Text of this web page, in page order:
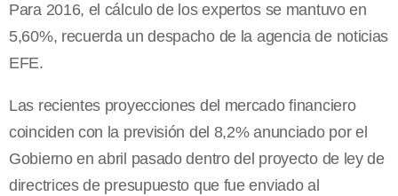
Para 2016, el cálculo de los expertos se mantuvo en
5,60%, recuerda un despacho de la agencia de noticias
EFE.
Las recientes proyecciones del mercado financiero
coinciden con la previsión del 8,2% anunciado por el
Gobierno en abril pasado dentro del proyecto de ley de
directrices de presupuesto que fue enviado al